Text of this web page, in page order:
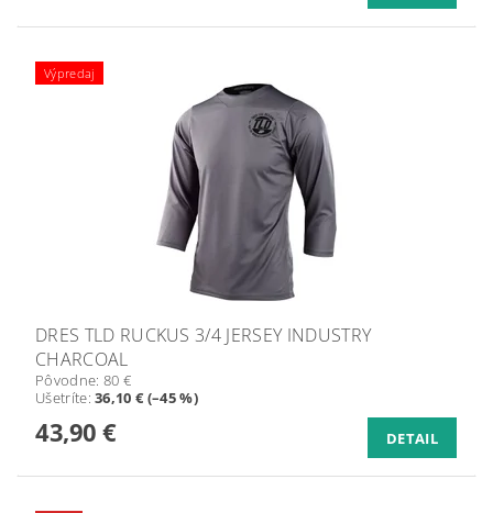
Výpredaj
DRES TLD RUCKUS 3/4 JERSEY INDUSTRY
CHARCOAL
Pôvodne: 80 €
Ušetríte:36,10 € (–45 %)
43,90 € DETAIL